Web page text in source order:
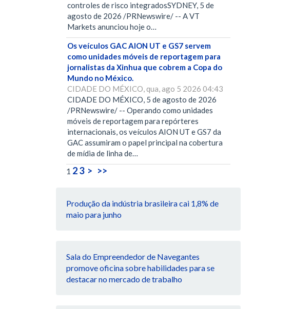
controles de risco integradosSYDNEY, 5 de
agosto de 2026 /PRNewswire/ -- A VT
Markets anunciou hoje o…
Os veículos GAC AION UT e GS7 servem
como unidades móveis de reportagem para
jornalistas da Xinhua que cobrem a Copa do
Mundo no México.
CIDADE DO MÉXICO, qua, ago 5 2026 04:43
CIDADE DO MÉXICO, 5 de agosto de 2026
/PRNewswire/ -- Operando como unidades
móveis de reportagem para repórteres
internacionais, os veículos AION UT e GS7 da
GAC assumiram o papel principal na cobertura
de mídia de linha de…
1 23 > >>
Produção da indústria brasileira cai 1,8% de
maio para junho
Sala do Empreendedor de Navegantes
promove oficina sobre habilidades para se
destacar no mercado de trabalho